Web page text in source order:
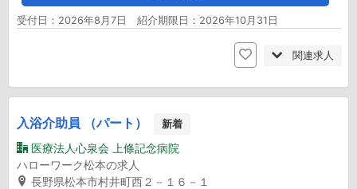
受付日：2026年8月7日 紹介期限日：2026年10月31日
関連求人
入浴介助員 （パート） 新着
医療法人心泉会 上條記念病院
ハローワーク松本の求人
長野県松本市村井町西２－１６－１